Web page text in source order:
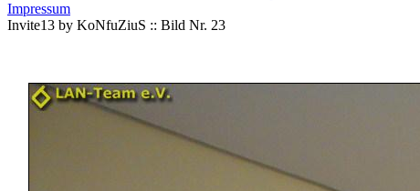
Impressum
Invite13 by KoNfuZiuS :: Bild Nr. 23